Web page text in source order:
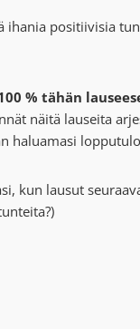
positiivisia
% tähän
näitä lauseita
haluamasi
kun lausut